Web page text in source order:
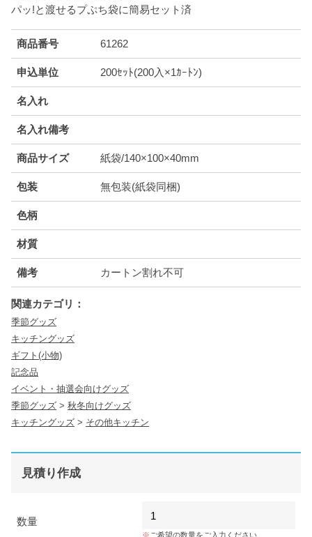
パッ!と渡せるプぷち袋に簡易セット済
商品番号 61262
申込単位 200ｾｯﾄ(200入×1ｶｰﾄﾝ)
名入れ
名入れ備考
商品サイズ 紙袋/140×100×40mm
包装 無包装(紙袋同梱)
色柄
材質
備考 カートン割れ不可
関連カテゴリ：
季節グッズ
キッチングッズ
ギフト(小物)
記念品
イベント・抽選会向けグッズ
季節グッズ > 秋冬向けグッズ
キッチングッズ > その他キッチン
見積り作成
数量
ご希望の数量をご入力ください。